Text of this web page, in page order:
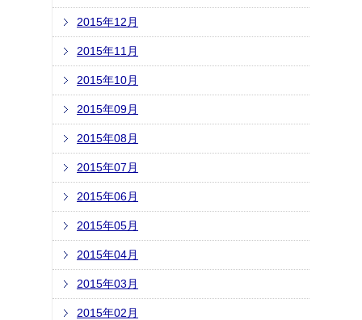
2015年12月
2015年11月
2015年10月
2015年09月
2015年08月
2015年07月
2015年06月
2015年05月
2015年04月
2015年03月
2015年02月